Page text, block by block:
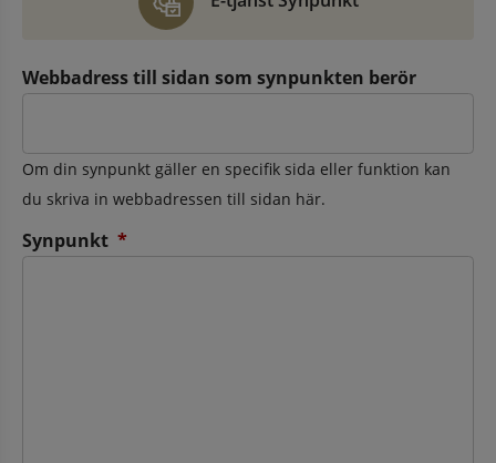
Webbadress till sidan som synpunkten berör
Om din synpunkt gäller en specifik sida eller funktion kan
du skriva in webbadressen till sidan här.
Synpunkt *